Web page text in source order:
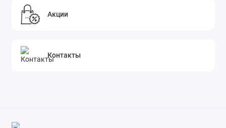
Акции
Контакты